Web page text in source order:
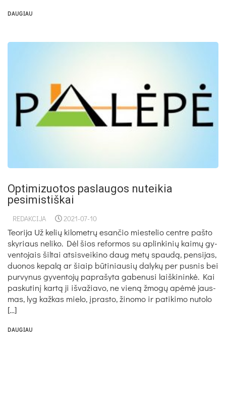
DAUGIAU
Optimizuotos paslaugos nuteikia
pesimistiškai
REDAKCIJA 2021-07-10
Teo­ri­ja Už ke­lių ki­lo­metrų esan­čio mies­te­lio cent­re pa­što
sky­riaus ne­li­ko. Dėl šios re­for­mos su ap­lin­ki­nių kaimų gy­
ven­to­jais šil­tai at­si­svei­ki­no daug metų spaudą, pen­si­jas,
duo­nos ke­palą ar šiaip būti­niau­sių da­lykų per pus­nis bei
pur­vy­nus gy­ven­tojų pa­pra­šy­ta ga­be­nu­si laiš­ki­ninkė. Kai
pa­sku­tinį kartą ji iš­va­žia­vo, ne vieną žmogų ap­ėmė jaus­
mas, lyg kaž­kas mie­lo, įpras­to, ži­no­mo ir pa­ti­ki­mo nu­to­lo
[…]
DAUGIAU